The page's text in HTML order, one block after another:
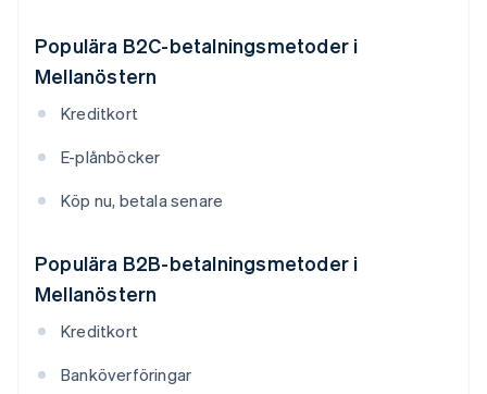
Populära B2C-betalningsmetoder i
Mellanöstern
Kreditkort
E-plånböcker
Köp nu, betala senare
Populära B2B-betalningsmetoder i
Mellanöstern
Kreditkort
Banköverföringar